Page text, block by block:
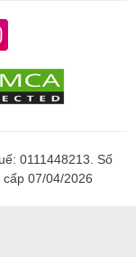
0111448213. Số
07/04/2026